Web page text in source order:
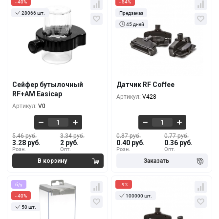
- 40%
28066 шт.
Сейфер бутылочный
RF+AM Easicap
Артикул: V0
Розн.
5.46 руб.
3.28 руб.
Опт.
3.34 руб.
2 руб.
Кол-во За 1 шт.
100+
2.74 руб.
- 54%
Предзаказ
45 дней
Датчик RF Coffee
Артикул: V428
Розн.
0.87 руб.
0.40 руб.
Опт.
0.77 руб.
0.36 руб.
Кол-во За 1 шт.
0.87 руб.
5000+
10000+
б/у
- 40%
50 шт.
- 9%
100000 шт.